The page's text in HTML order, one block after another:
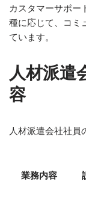
カスタマーサポー
種に応じて、コミ
ています。
人材派遣
容
人材派遣会社社員
業務内容